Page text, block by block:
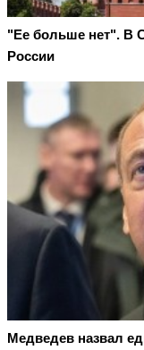
"Ее больше нет". В
России
Медведев назвал